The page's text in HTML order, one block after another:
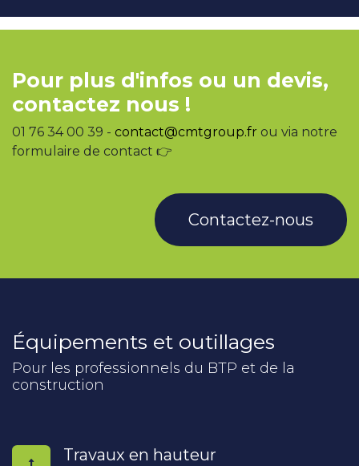
Pour plus d'infos ou un devis,
contactez nous !
01 76 34 00 39 - contact@cmtgroup.fr ou via notre
formulaire de contact 👉
Contactez-nous
Équipements et outillages
Pour les professionnels du BTP et de la
construction
Travaux en hauteur